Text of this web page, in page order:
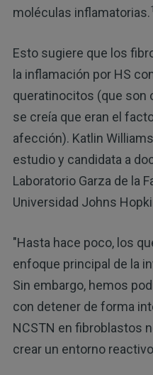
moléculas inflamatorias.
Esto sugiere que los
la inflamación por HS
queratinocitos (que son
se creía que eran el
afección). Katlin
estudio y candidata a
Laboratorio Garza de la
Universidad Johns
"Hasta hace poco, los
enfoque principal de la
Sin embargo, hemos
con detener de forma
NCSTN en fibroblastos
crear un entorno